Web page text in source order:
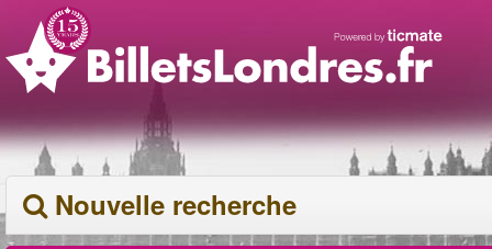
Nouvelle recherche